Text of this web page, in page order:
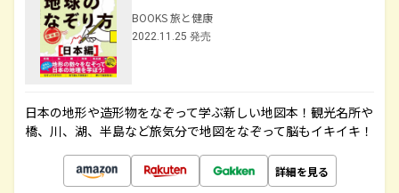
BOOKS 旅と健康
2022.11.25 発売
日本の地形や造形物をなぞって学ぶ新しい地図本！観光名所や
橋、川、湖、半島など旅気分で地図をなぞって脳もイキイキ！
詳細を見る